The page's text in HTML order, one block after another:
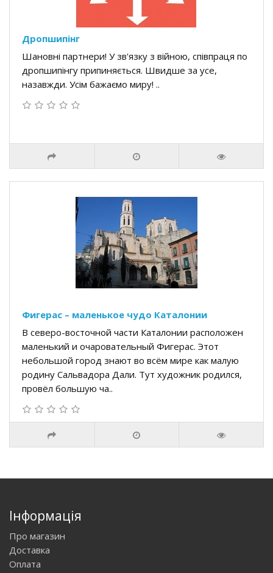
Дропшипінг
Шановні партнери! У зв'язку з війною, співпраця по
дропшипінгу припиняється. Швидше за усе,
назавжди. Усім бажаємо миру! ..
Фигерас – маленькое чудо Каталонии
В северо-восточной части Каталонии расположен
маленький и очаровательный Фигерас. Этот
небольшой город знают во всём мире как малую
родину Сальвадора Дали. Тут художник родился,
провёл большую ча..
Інформація
Про магазин
Доставка
Оплата